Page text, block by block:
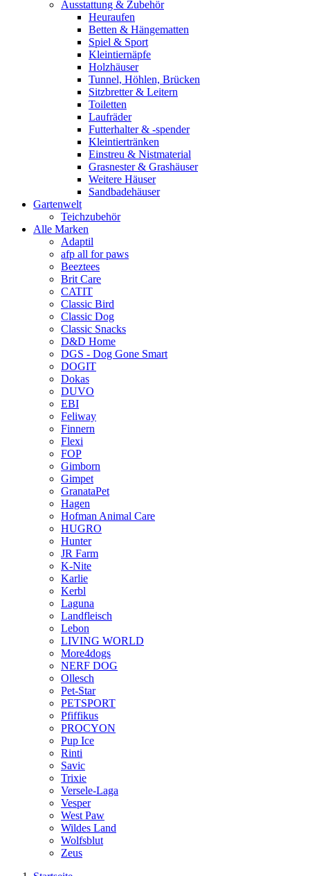
Ausstattung & Zubehör
Heuraufen
Betten & Hängematten
Spiel & Sport
Kleintiernäpfe
Holzhäuser
Tunnel, Höhlen, Brücken
Sitzbretter & Leitern
Toiletten
Laufräder
Futterhalter & -spender
Kleintiertränken
Einstreu & Nistmaterial
Grasnester & Grashäuser
Weitere Häuser
Sandbadehäuser
Gartenwelt
Teichzubehör
Alle Marken
Adaptil
afp all for paws
Beeztees
Brit Care
CATIT
Classic Bird
Classic Dog
Classic Snacks
D&D Home
DGS - Dog Gone Smart
DOGIT
Dokas
DUVO
EBI
Feliway
Finnern
Flexi
FOP
Gimborn
Gimpet
GranataPet
Hagen
Hofman Animal Care
HUGRO
Hunter
JR Farm
K-Nite
Karlie
Kerbl
Laguna
Landfleisch
Lebon
LIVING WORLD
More4dogs
NERF DOG
Ollesch
Pet-Star
PETSPORT
Pfiffikus
PROCYON
Pup Ice
Rinti
Savic
Trixie
Versele-Laga
Vesper
West Paw
Wildes Land
Wolfsblut
Zeus